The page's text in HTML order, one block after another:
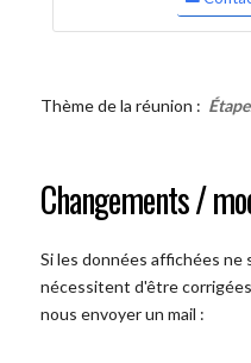
Thème de la réunion :
Changements /
Si les données affichées
nécessitent d'être
nous envoyer un mail :